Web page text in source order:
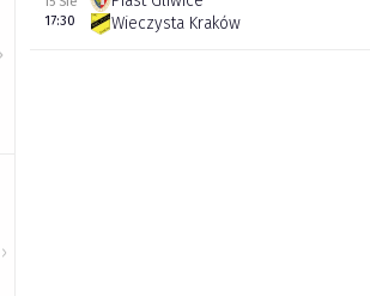
17:30
Wieczysta Kraków